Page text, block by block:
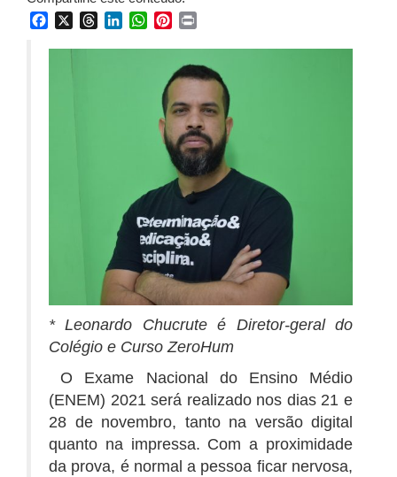
FacebookThreadsLinkedInWhatsApp
Pinterest
* Leonardo Chucrute é Diretor-geral do
Colégio e Curso ZeroHum
O
Exame Nacional do Ensino Médio
(ENEM) 2021 será realizado nos dias 21 e
28 de novembro, tanto na versão digital
quanto na impressa. Com a proximidade
da prova, é normal a pessoa ficar nervosa,